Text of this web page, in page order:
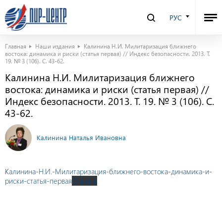
РУС
Главная Наши издания
Калинина Н.И. Милитаризация ближнего
востока: динамика и риски (статья первая) // Индекс безопасности. 2013. Т.
19. № 3 (106). С. 43-62.
Калинина Н.И. Милитаризация ближнего
востока: динамика и риски (статья первая) //
Индекс безопасности. 2013. Т. 19. № 3 (106). С.
43-62.
Калинина Наталья Ивановна
Калинина-Н.И.-Милитаризация-ближнего-востока-динамика-и-
риски-статья-перваяСкачать